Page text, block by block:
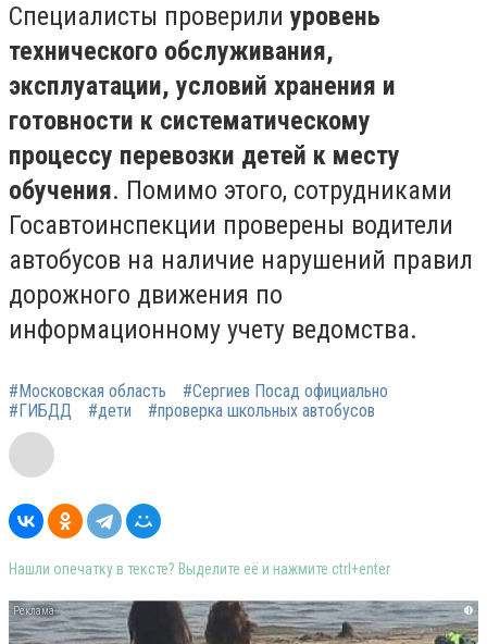
Специалисты проверили уровень
технического обслуживания,
эксплуатации, условий хранения и
готовности к систематическому
процессу перевозки детей к месту
обучения. Помимо этого, сотрудниками
Госавтоинспекции проверены водители
автобусов на наличие нарушений правил
дорожного движения по
информационному учету ведомства.
#Московская область
#Сергиев Посад официально
#ГИБДД
#дети #проверка школьных автобусов
Нашли опечатку в тексте? Выделите её и нажмите ctrl+enter
i